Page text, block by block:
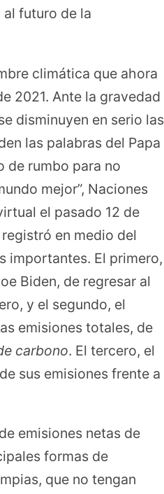
futuro de la
climática que ahora
2021. Ante la gravedad
disminuyen en serio las
las palabras del Papa
de rumbo para no
mejor”, Naciones
el pasado 12 de
en medio del
importantes. El primero,
Biden, de regresar al
y el segundo, el
emisiones totales, de
carbono. El tercero, el
sus emisiones frente a
emisiones netas de
formas de
que no tengan